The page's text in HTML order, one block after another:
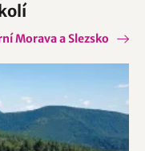
Morava a Slezsko